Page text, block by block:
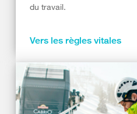
du travail.
Vers les règles vitales